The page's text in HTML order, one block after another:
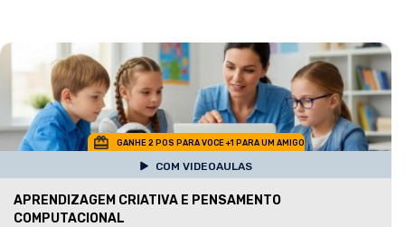
GANHE 2 POS PARA VOCE +1 PARA UM AMIGO
COM VIDEOAULAS
APRENDIZAGEM CRIATIVA E PENSAMENTO
COMPUTACIONAL